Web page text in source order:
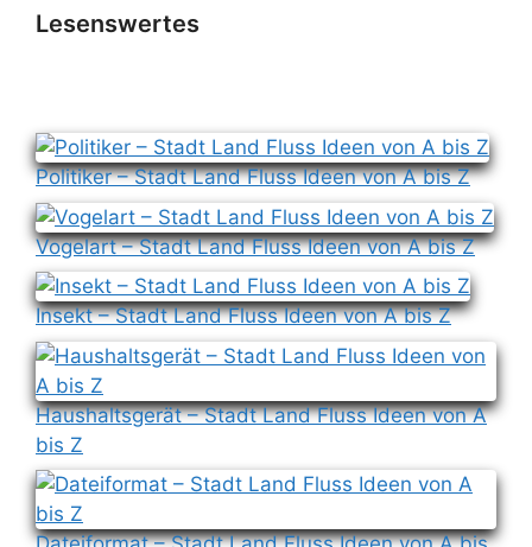
Lesenswertes
Politiker – Stadt Land Fluss Ideen von A bis Z
Vogelart – Stadt Land Fluss Ideen von A bis Z
Insekt – Stadt Land Fluss Ideen von A bis Z
Haushaltsgerät – Stadt Land Fluss Ideen von A
bis Z